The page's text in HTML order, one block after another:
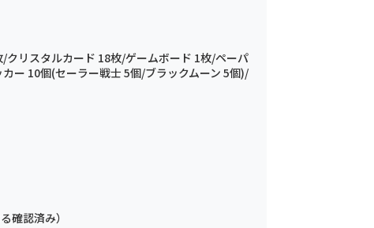
リスタルカード 18枚/ゲームボード 1枚/ペーパ
ー 10個(セーラー戦士 5個/ブラックムーン 5個)/
確認済み）